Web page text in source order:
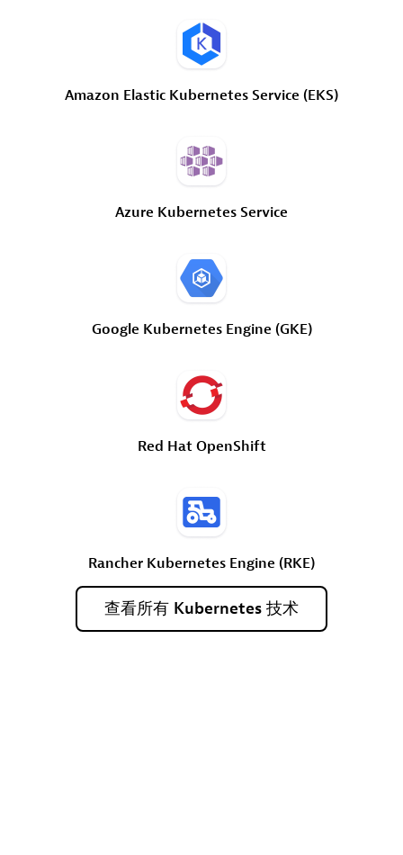
Amazon Elastic Kubernetes Service (EKS)
Azure Kubernetes Service
Google Kubernetes Engine (GKE)
Red Hat OpenShift
Rancher Kubernetes Engine (RKE)
查看所有 Kubernetes 技术